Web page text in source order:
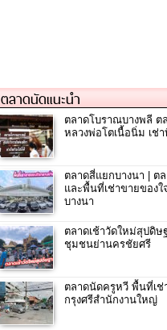
ตลาดนัดแนะนำ
ตลาดโบราณบางพลี ต
หลวงพ่อโตเนื้อนิ่ม เช่
ตลาดสี่แยกบางนา | ต
และพื้นที่เช่าขายของใ
บางนา
ตลาดเช้าวัดใหม่สุปดิษ
ชุมชนย่านครชัยศรี
ตลาดนัดครูหวี พื้นที่เช่
กรุงศรีสำนักงานใหญ่